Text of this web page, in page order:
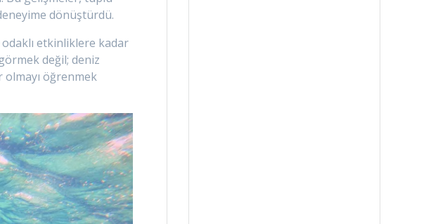
dönüştürdü.
odaklı etkinliklere kadar
değil; deniz
olmayı öğrenmek